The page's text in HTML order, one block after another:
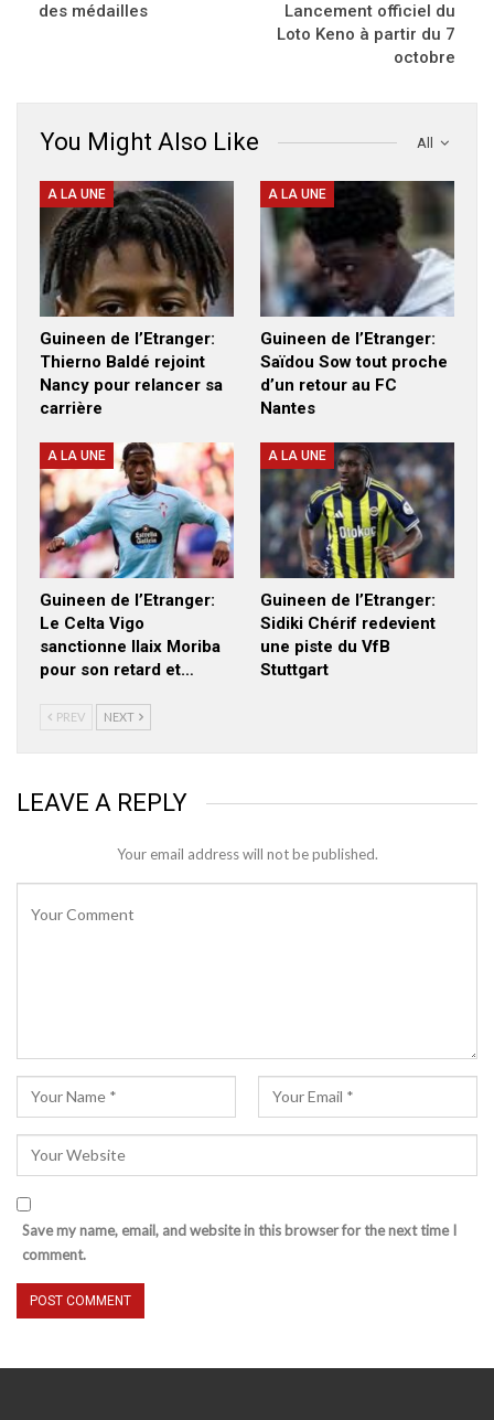
des médailles
Lancement officiel du
Loto Keno à partir du 7
octobre
All
You Might Also Like
A LA UNE
Guineen de l’Etranger:
Thierno Baldé rejoint
Nancy pour relancer sa
carrière
A LA UNE
Guineen de l’Etranger:
Saïdou Sow tout proche
d’un retour au FC
Nantes
A LA UNE
Guineen de l’Etranger:
Le Celta Vigo
sanctionne Ilaix Moriba
pour son retard et…
A LA UNE
Guineen de l’Etranger:
Sidiki Chérif redevient
une piste du VfB
Stuttgart
PREV NEXT
LEAVE A REPLY
Your email address will not be published.
Save my name, email, and website in this browser for the next time I
comment.